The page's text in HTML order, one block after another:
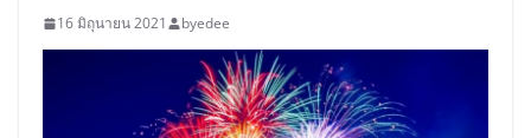
16 มิถุนายน 2021 byedee